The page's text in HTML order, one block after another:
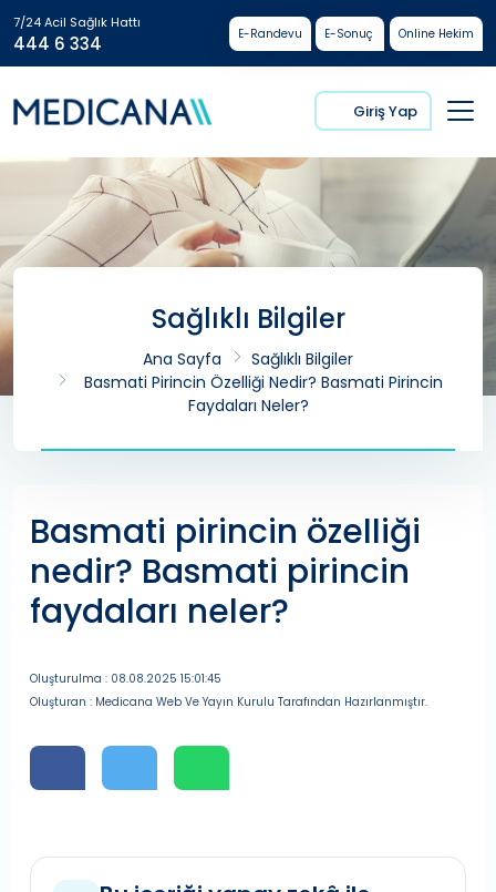
7/24 Acil Sağlık Hattı
444 6 334 E-Randevu E-Sonuç Online Hekim
Giriş Yap
Sağlıklı Bilgiler
Ana Sayfa
Sağlıklı Bilgiler
Basmati Pirincin Özelliği Nedir? Basmati Pirincin
Faydaları Neler?
Basmati pirincin özelliği
nedir? Basmati pirincin
faydaları neler?
Oluşturulma : 08.08.2025 15:01:45
Oluşturan : Medicana Web Ve Yayın Kurulu Tarafından Hazırlanmıştır.